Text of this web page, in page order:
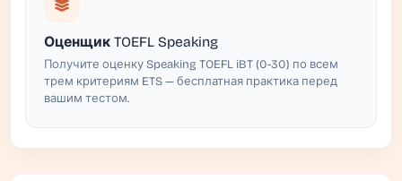
Оценщик TOEFL Speaking
Получите оценку Speaking TOEFL iBT (0-30) по всем
трем критериям ETS — бесплатная практика перед
вашим тестом.